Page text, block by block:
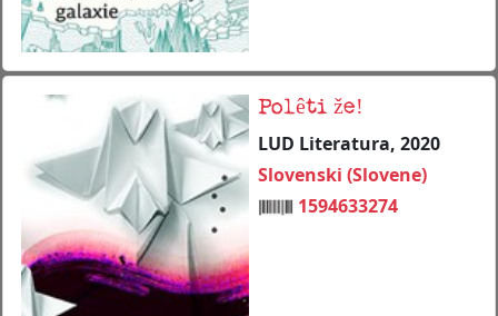
Polêti že!
LUD Literatura, 2020
Slovenski (Slovene)
1594633274